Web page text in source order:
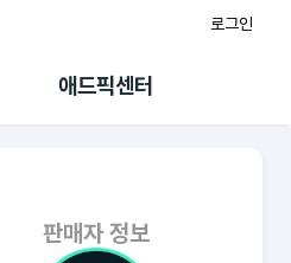
로그인
애드픽센터
멤버십 센터
판매자 정보